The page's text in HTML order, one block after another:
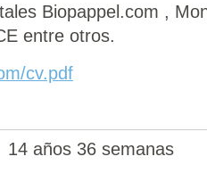
Biopappel.com ,
entre otros.
cv.pdf
14 años 36 semanas